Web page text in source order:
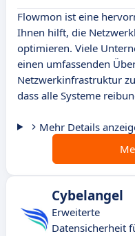
Flowmon ist eine
Ihnen hilft, die
optimieren. Viele
einen umfassenden
Netzwerkinfrastruktur
dass alle Systeme
Mehr Details
Cybelangel
Erweiterte
Datensicherheit